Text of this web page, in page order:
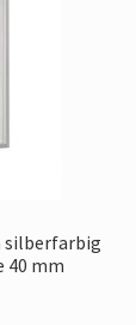
silberfarbig
40 mm